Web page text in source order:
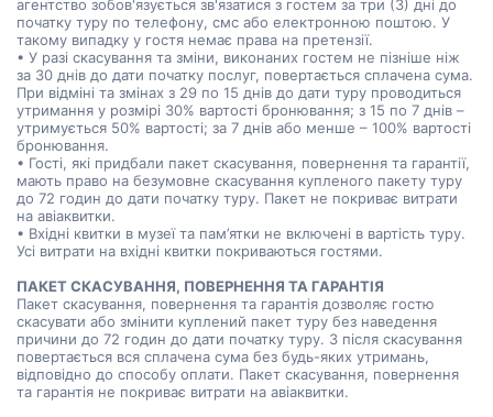
агентство зобов'язується зв'язатися з гостем за три (3) дні до
початку туру по телефону, смс або електронною поштою. У
такому випадку у гостя немає права на претензії.
• У разі скасування та зміни, виконаних гостем не пізніше ніж
за 30 днів до дати початку послуг, повертається сплачена сума.
При відміні та змінах з 29 по 15 днів до дати туру проводиться
утримання у розмірі 30% вартості бронювання; з 15 по 7 днів –
утримується 50% вартості; за 7 днів або менше – 100% вартості
бронювання.
• Гості, які придбали пакет скасування, повернення та гарантії,
мають право на безумовне скасування купленого пакету туру
до 72 годин до дати початку туру. Пакет не покриває витрати
на авіаквитки.
• Вхідні квитки в музеї та пам’ятки не включені в вартість туру.
Усі витрати на вхідні квитки покриваються гостями.
ПАКЕТ СКАСУВАННЯ, ПОВЕРНЕННЯ ТА ГАРАНТІЯ
Пакет скасування, повернення та гарантія дозволяє гостю
скасувати або змінити куплений пакет туру без наведення
причини до 72 годин до дати початку туру. З після скасування
повертається вся сплачена сума без будь-яких утримань,
відповідно до способу оплати. Пакет скасування, повернення
та гарантія не покриває витрати на авіаквитки.